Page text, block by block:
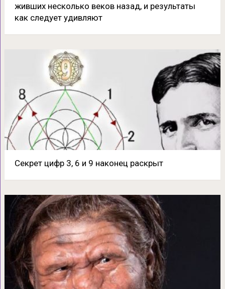
живших несколько веков назад, и результаты
как следует удивляют
Секрет цифр 3, 6 и 9 наконец раскрыт